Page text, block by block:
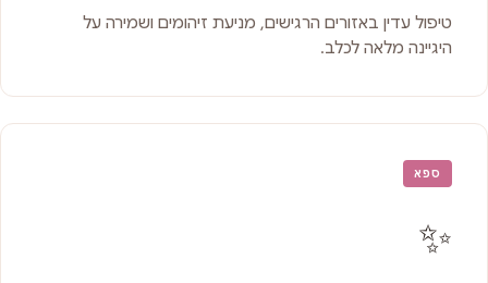
טיפול עדין באזורים הרגישים, מניעת זיהומים ושמירה על
היגיינה מלאה לכלב.
ספא
✨